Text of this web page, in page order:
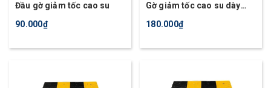
Đầu gờ giảm tốc cao su
90.000₫
Gờ giảm tốc cao su dày
20mm dùng giảm tốc độ xe
180.000₫